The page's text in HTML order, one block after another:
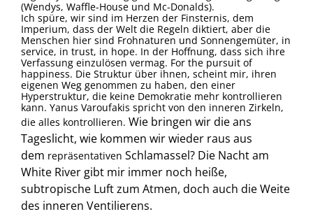
(Wendys, Waffle-House und Mc-Donalds).
Ich spüre, wir sind im Herzen der Finsternis, dem
Imperium, dass der Welt die Regeln diktiert, aber die
Menschen hier sind Frohnaturen und Sonnengemüter, in
service, in trust, in hope. In der Hoffnung, dass sich ihre
Verfassung einzulösen vermag. For the pursuit of
happiness. Die Struktur über ihnen, scheint mir, ihren
eigenen Weg genommen zu haben, den einer
Hyperstruktur, die keine Demokratie mehr kontrollieren
kann. Yanus Varoufakis spricht von den inneren Zirkeln,
die alles kontrollieren. Wie bringen wir die ans
Tageslicht, wie kommen wir wieder raus aus
dem repräsentativen Schlamassel? Die Nacht am
White River gibt mir immer noch heiße,
subtropische Luft zum Atmen, doch auch die Weite
des inneren Ventilierens.